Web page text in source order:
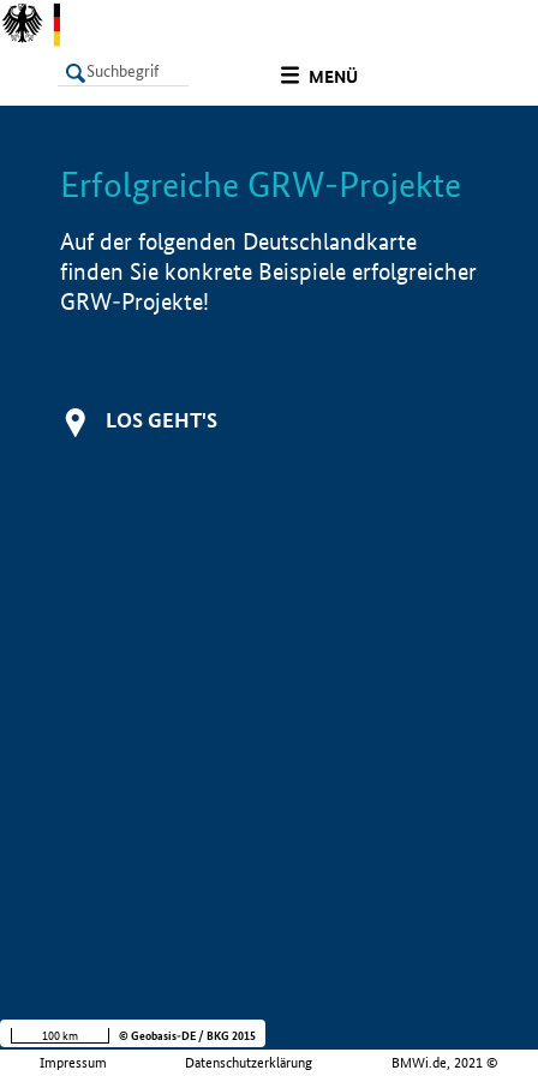
MENÜ
LISTE Info
Erfolgreiche GRW-Projekte
Auf der folgenden Deutschlandkarte
finden Sie konkrete Beispiele erfolgreicher
GRW-Projekte!
LOS GEHT'S
Impressum Datenschutzerklärung BMWi.de, 2021 ©
100 km © Geobasis-DE / BKG 2015